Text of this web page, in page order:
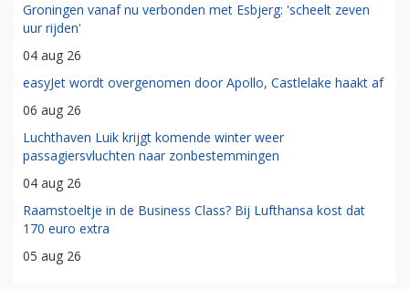
Groningen vanaf nu verbonden met Esbjerg: 'scheelt zeven
uur rijden'
04 aug 26
easyJet wordt overgenomen door Apollo, Castlelake haakt af
06 aug 26
Luchthaven Luik krijgt komende winter weer
passagiersvluchten naar zonbestemmingen
04 aug 26
Raamstoeltje in de Business Class? Bij Lufthansa kost dat
170 euro extra
05 aug 26